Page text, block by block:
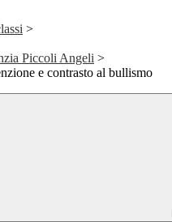
>
Piccoli Angeli >
e contrasto al bullismo